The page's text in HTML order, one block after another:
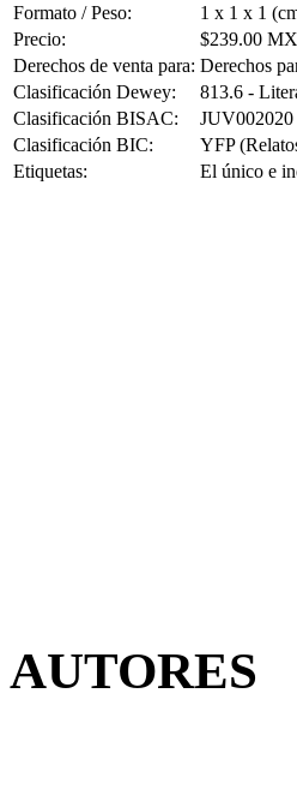
Formato / Peso:
1 x 1 x 1
Precio:
$239.00
Derechos de venta para: Derechos
Clasificación Dewey:
813.6 -
Clasificación BISAC:
JUV002020
Clasificación BIC:
YFP
Etiquetas:
El único e
AUTORES